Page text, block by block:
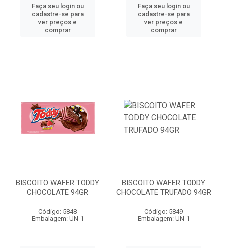
Faça seu login ou
cadastre-se para
ver preços e
comprar
Faça seu login ou
cadastre-se para
ver preços e
comprar
BISCOITO WAFER TODDY
CHOCOLATE 94GR
Código: 5848
Embalagem: UN-1
BISCOITO WAFER TODDY
CHOCOLATE TRUFADO 94GR
Código: 5849
Embalagem: UN-1